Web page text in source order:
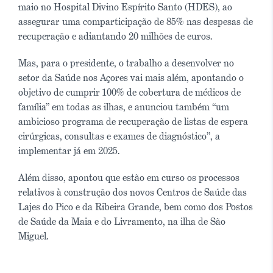
maio no Hospital Divino Espírito Santo (HDES), ao
assegurar uma comparticipação de 85% nas despesas de
recuperação e adiantando 20 milhões de euros.
Mas, para o presidente, o trabalho a desenvolver no
setor da Saúde nos Açores vai mais além, apontando o
objetivo de cumprir 100% de cobertura de médicos de
família” em todas as ilhas, e anunciou também “um
ambicioso programa de recuperação de listas de espera
cirúrgicas, consultas e exames de diagnóstico”, a
implementar já em 2025.
Além disso, apontou que estão em curso os processos
relativos à construção dos novos Centros de Saúde das
Lajes do Pico e da Ribeira Grande, bem como dos Postos
de Saúde da Maia e do Livramento, na ilha de São
Miguel.